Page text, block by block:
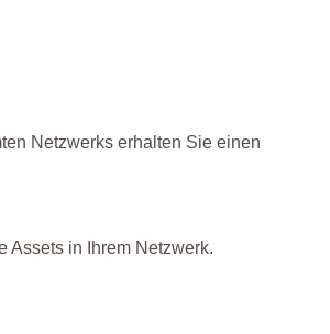
Netzwerks erhalten Sie einen
Assets in Ihrem Netzwerk.